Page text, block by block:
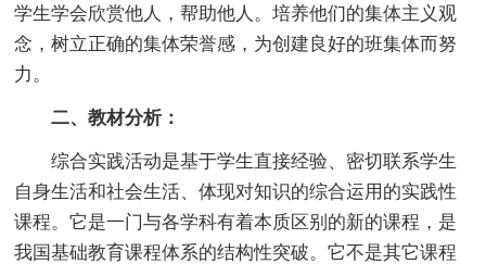
学生学会欣赏他人，帮助他人。培养他们的集体主义观
念，树立正确的集体荣誉感，为创建良好的班集体而努
力。
二、教材分析：
综合实践活动是基于学生直接经验、密切联系学生
自身生活和社会生活、体现对知识的综合运用的实践性
课程。它是一门与各学科有着本质区别的新的课程，是
我国基础教育课程体系的结构性突破。它不是其它课程